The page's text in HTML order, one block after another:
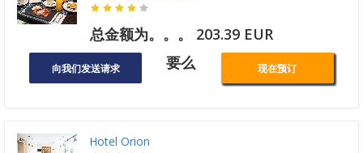
总金额为。。。 203.39 EUR
向我们发送请求 要么 现在预订
Hotel Orion